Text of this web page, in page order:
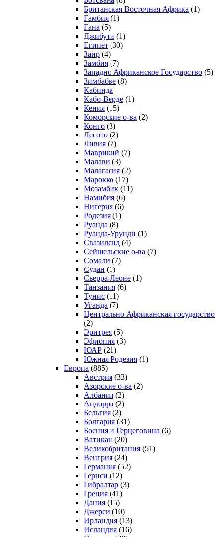
Британская Восточная Африка (1)
Гамбия (1)
Гана (5)
Джибути (1)
Египет (30)
Заир (4)
Замбия (7)
Западно Африканское Государство (5)
Зимбабве (8)
Кабинда
Кабо-Верде (1)
Кения (15)
Коморские о-ва (2)
Конго (3)
Лесото (2)
Ливия (7)
Маврикий (7)
Малави (3)
Малагасия (2)
Марокко (17)
Мозамбик (11)
Намибия (6)
Нигерия (6)
Родезия (1)
Руанда (8)
Руанда-Урунди (1)
Свазиленд (4)
Сейшельские о-ва (7)
Сомали (7)
Судан (1)
Сьерра-Леоне (1)
Танзания (6)
Тунис (11)
Уганда (7)
Центрально Африканская государство
(2)
Эритрея (5)
Эфиопия (3)
ЮАР (21)
Южная Родезия (1)
Европа (885)
Австрия (33)
Азорские о-ва (2)
Албания (2)
Андорра (2)
Бельгия (2)
Болгария (31)
Босния и Герцеговина (6)
Ватикан (20)
Великобритания (51)
Венгрия (24)
Германия (52)
Гернси (12)
Гибралтар (3)
Греция (41)
Дания (15)
Джерси (10)
Ирландия (13)
Исландия (16)